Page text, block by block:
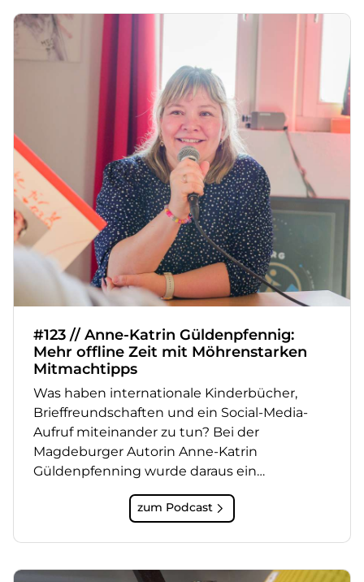
#123 // Anne-Katrin Güldenpfennig:
Mehr offline Zeit mit Möhrenstarken
Mitmachtipps
Was haben internationale Kinderbücher,
Brieffreundschaften und ein Social-Media-
Aufruf miteinander zu tun? Bei der
Magdeburger Autorin Anne-Katrin
Güldenpfenning wurde daraus ein…
zum Podcast